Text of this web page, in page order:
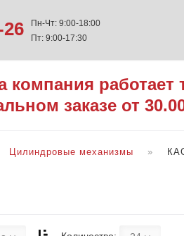
Пн-Чт: 9:00-18:00
Пт: 9:00-17:30
заказе от
Цилиндровые механизмы